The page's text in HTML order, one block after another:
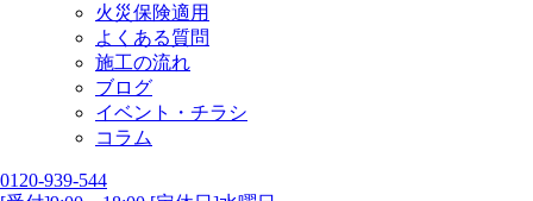
火災保険適用
よくある質問
施工の流れ
ブログ
イベント・チラシ
コラム
0120-939-544